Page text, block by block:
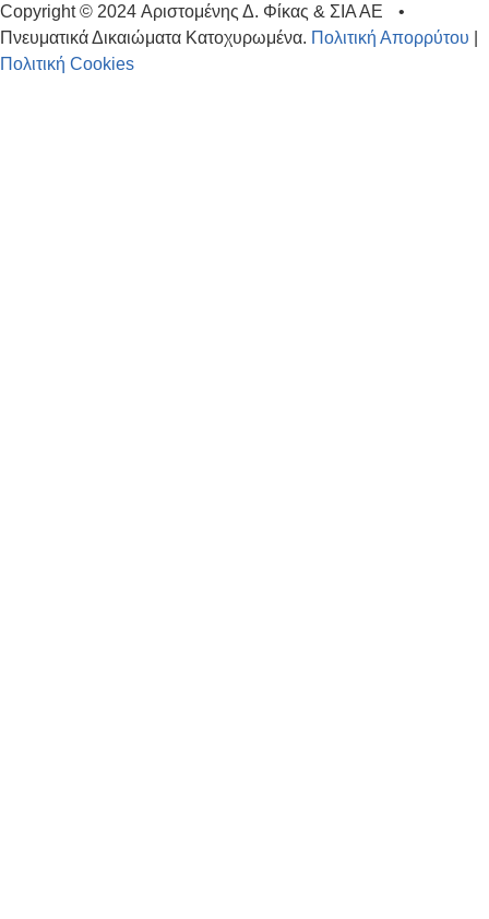
Copyright © 2024 Αριστομένης Δ. Φίκας & ΣΙΑ ΑΕ •
Πνευματικά Δικαιώματα Κατοχυρωμένα. Πολιτική Απορρύτου
Πολιτική Cookies